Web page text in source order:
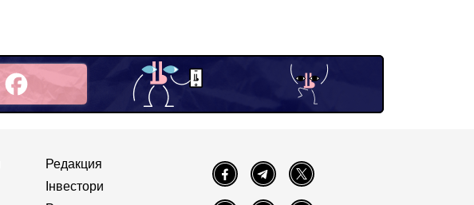
Редакция
Інвестори
FacebookTelegram Twitter